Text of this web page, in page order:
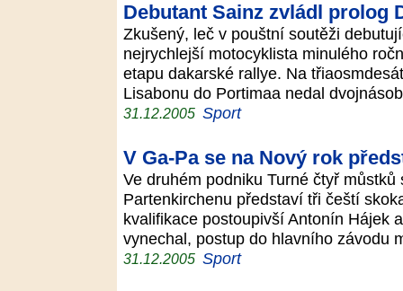
Debutant Sainz zvládl prolog
Zkušený, leč v pouštní soutěži
nejrychlejší motocyklista minulého
etapu dakarské rallye. Na
Lisabonu do Portimaa nedal
31.12.2005 Sport
V Ga-Pa se na Nový rok
Ve druhém podniku Turné čtyř
Partenkirchenu představí tři čeští
kvalifikace postoupivší Antonín Hájek
vynechal, postup do hlavního závodu
31.12.2005 Sport